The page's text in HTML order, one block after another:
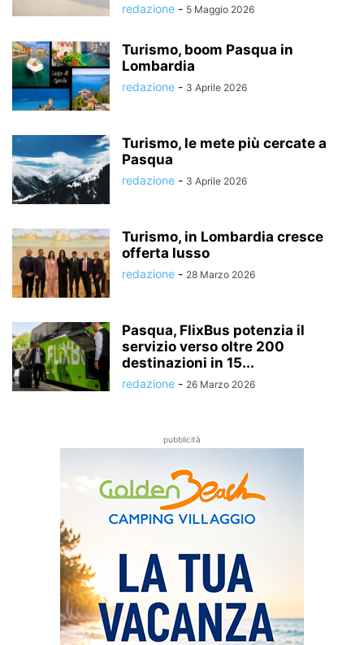
redazione - 5 Maggio 2026
Turismo, boom Pasqua in
Lombardia
redazione - 3 Aprile 2026
Turismo, le mete più cercate a
Pasqua
redazione - 3 Aprile 2026
Turismo, in Lombardia cresce
offerta lusso
redazione - 28 Marzo 2026
Pasqua, FlixBus potenzia il
servizio verso oltre 200
destinazioni in 15...
redazione - 26 Marzo 2026
pubblicità